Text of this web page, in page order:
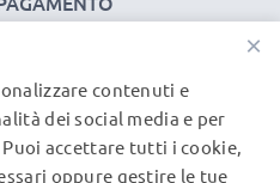
×
contenuti e
dei social media e per
accettare tutti i cookie,
oppure gestire le tue